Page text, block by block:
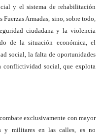
y el sistema de rehabilitación
Fuerzas Armadas, sino, sobre todo,
ciudadana y la violencia
de la situación económica, el
social, la falta de oportunidades
conflictividad social, que explota
exclusivamente con mayor
y militares en las calles, es no